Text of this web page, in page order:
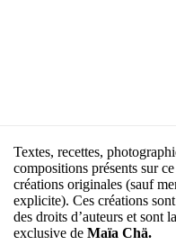
Textes, recettes,
compositions présents sur
créations originales (sauf
explicite). Ces créations
des droits d’auteurs et sont
exclusive de Maïa Chä.